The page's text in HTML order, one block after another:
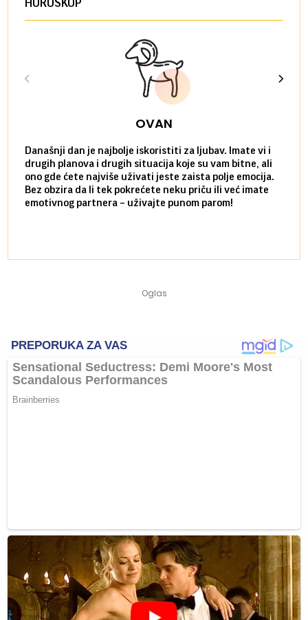
OVAN
Današnji dan je najbolje iskoristiti za ljubav. Imate vi i
drugih planova i drugih situacija koje su vam bitne, ali
ono gde ćete najviše uživati jeste zaista polje emocija.
Bez obzira da li tek pokrećete neku priču ili već imate
emotivnog partnera – uživajte punom parom!